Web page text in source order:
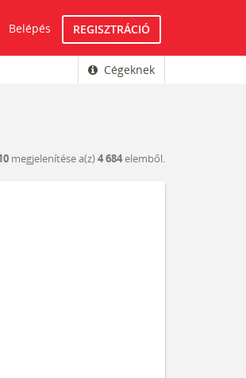
Belépés REGISZTRÁCIÓ
Cégeknek
megjelenítése a(z)4 684elemből.